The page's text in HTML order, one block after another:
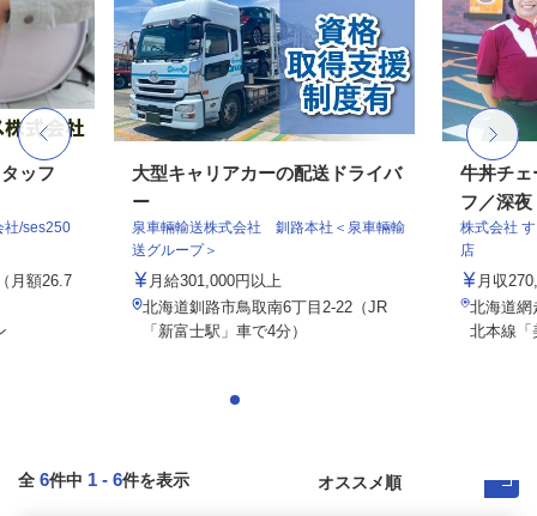
ッフ
社/ses250
月額26.7
大型キャリアカーの配送ドライバ
ー
泉車輛輸送株式会社 釧路本社＜泉車輛輸
送グループ＞
月給301,000円以上
北海道釧路市鳥取南6丁目2-22（JR
「新富士駅」車で4分）
牛丼チェ
フ／深夜
株式会社
店
月収
北海道網
北本線「
全 6件中 1 - 6件を表示